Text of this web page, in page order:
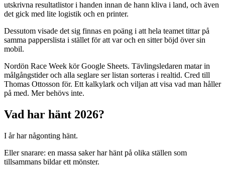
utskrivna resultatlistor i handen innan de hann kliva i land, och även
det gick med lite logistik och en printer.
Dessutom visade det sig finnas en poäng i att hela teamet tittar på
samma papperslista i stället för att var och en sitter böjd över sin
mobil.
Nordön Race Week kör Google Sheets. Tävlingsledaren matar in
målgångstider och alla seglare ser listan sorteras i realtid. Cred till
Thomas Ottosson för. Ett kalkylark och viljan att visa vad man håller
på med. Mer behövs inte.
Vad har hänt 2026?
I år har någonting hänt.
Eller snarare: en massa saker har hänt på olika ställen som
tillsammans bildar ett mönster.